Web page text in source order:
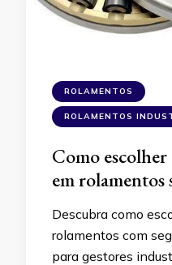
ROLAMENTOS
ROLAMENTOS
Como escolher
em rolamentos
Descubra como
rolamentos com
para gestores